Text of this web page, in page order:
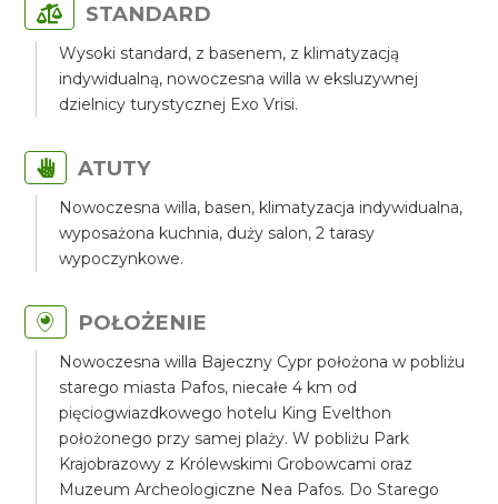
STANDARD
Wysoki standard, z basenem, z klimatyzacją
indywidualną, nowoczesna willa w eksluzywnej
dzielnicy turystycznej Exo Vrisi.
ATUTY
Nowoczesna willa, basen, klimatyzacja indywidualna,
wyposażona kuchnia, duży salon, 2 tarasy
wypoczynkowe.
POŁOŻENIE
Nowoczesna willa Bajeczny Cypr położona w pobliżu
starego miasta Pafos, niecałe 4 km od
pięciogwiazdkowego hotelu King Evelthon
położonego przy samej plaży. W pobliżu Park
Krajobrazowy z Królewskimi Grobowcami oraz
Muzeum Archeologiczne Nea Pafos. Do Starego